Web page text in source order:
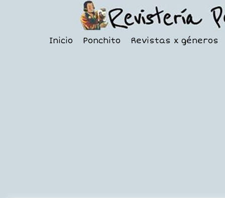
Inicio Ponchito Revistas x géneros